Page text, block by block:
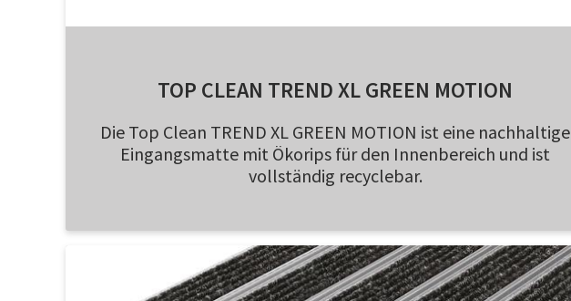
TOP CLEAN TREND XL GREEN MOTION
Die Top Clean TREND XL GREEN MOTION ist eine nachhaltige
Eingangsmatte mit Ökorips für den Innenbereich und ist
vollständig recyclebar.